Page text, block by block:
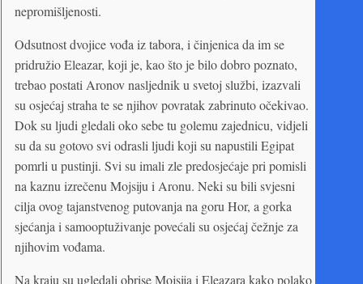
nepromišljenosti.
Odsutnost dvojice vođa iz tabora, i činjenica da im se
pridružio Eleazar, koji je, kao što je bilo dobro poznato,
trebao postati Aronov nasljednik u svetoj službi, izazvali
su osjećaj straha te se njihov povratak zabrinuto očekivao.
Dok su ljudi gledali oko sebe tu golemu zajednicu, vidjeli
su da su gotovo svi odrasli ljudi koji su napustili Egipat
pomrli u pustinji. Svi su imali zle predosjećaje pri pomisli
na kaznu izrečenu Mojsiju i Aronu. Neki su bili svjesni
cilja ovog tajanstvenog putovanja na goru Hor, a gorka
sjećanja i samooptuživanje povećali su osjećaj čežnje za
njihovim vođama.
Na kraju su ugledali obrise Mojsija i Eleazara kako polako